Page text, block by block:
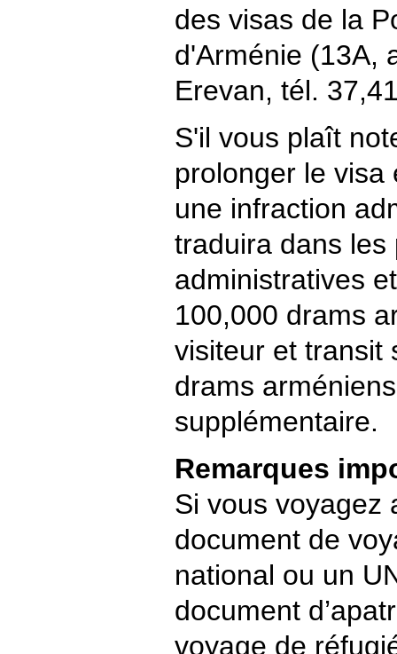
des visas de la
d'Arménie (13A,
Erevan, tél.
S'il vous plaît
prolonger le visa
une infraction
traduira dans les
administratives
100,000 drams
visiteur et transit
drams
supplémentaire.
Remarques
Si vous voyagez
document de
national ou un
document
voyage de